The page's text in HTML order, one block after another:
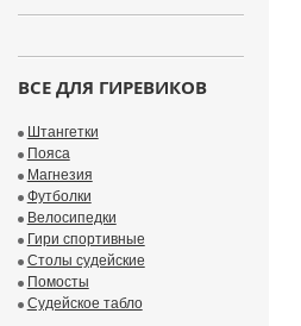
ВСЕ ДЛЯ ГИРЕВИКОВ
Штангетки
Пояса
Магнезия
Футболки
Велосипедки
Гири спортивные
Столы судейские
Помосты
Судейское табло